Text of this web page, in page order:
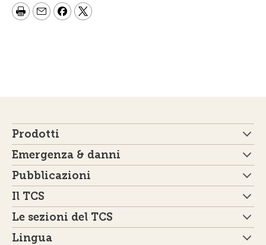
Prodotti
Emergenza & danni
Pubblicazioni
Il TCS
Le sezioni del TCS
Lingua